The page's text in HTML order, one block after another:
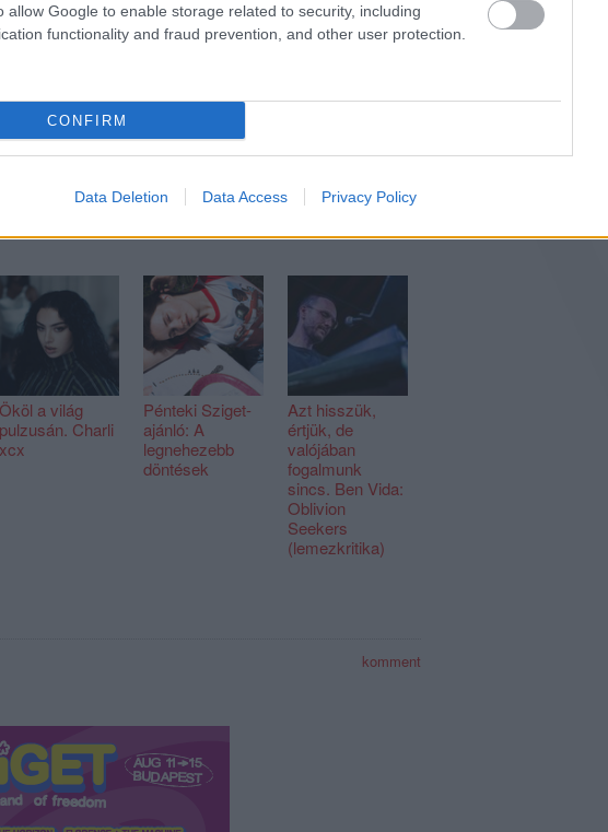
allow Google to enable storage related to security, including
functionality and fraud prevention, and other user protection.
CONFIRM
Data Deletion Data Access Privacy Policy
Recorder a Facebookon. Még több Recorder, ott, igen.
Ököl a világ
pulzusán. Charli
xcx
Pénteki Sziget-
ajánló: A
legnehezebb
döntések
Azt hisszük,
értjük, de
valójában
fogalmunk
sincs. Ben Vida:
Oblivion
Seekers
(lemezkritika)
komment